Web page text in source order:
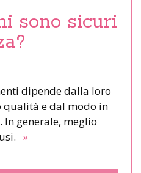
sono sicuri
dipende dalla loro
qualità e dal modo in
In generale, meglio
»